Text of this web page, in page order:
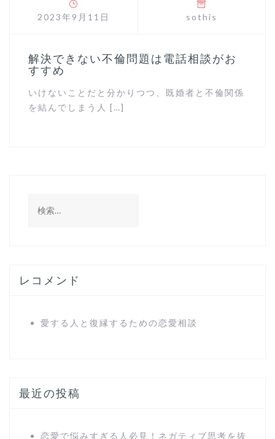
2023年9月11日 sothis
解決できない不倫問題は電話相談がお
すすめ
いけないことだと分かりつつ、既婚者と不倫関係
を結んでしまう人 […]
索
レコメンド
愛する人と復縁するための恋愛相談
最近の投稿
恋愛で悩みすぎる人必見！ネガティブ思考を抜